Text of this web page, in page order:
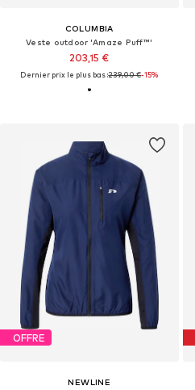
COLUMBIA
Veste outdoor 'Amaze Puff™'
203,15 €
Dernier prix le plus bas :239,00 €-15%
OFFRE
NEWLINE